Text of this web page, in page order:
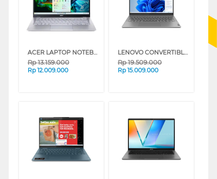
ACER LAPTOP NOTEBOOK SWIFT GO SFG14-41-R3ZH AMD RYZEN 7-7730U
Rp13.159.000
Rp 12.009.000
LENOVO CONVERTIBLE LAPTOP NOTEBOOK IDEAPAD 5 2IN1 14IRU9 INTEL CORE 7-150U
Rp19.509.000
Rp 15.009.000